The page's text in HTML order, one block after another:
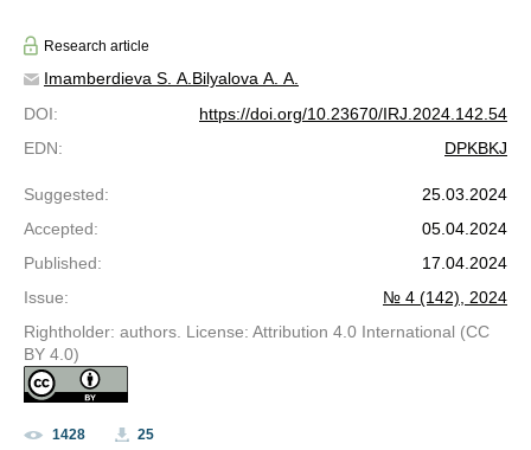
Research article
Imamberdieva S. A. Bilyalova A. A.
DOI:
https://doi.org/10.23670/IRJ.2024.142.54
EDN: DPKBKJ
Suggested:
25.03.2024
Accepted:
05.04.2024
Published:
17.04.2024
Issue:
№ 4 (142), 2024
Rightholder: authors. License: Attribution 4.0 International (CC
BY 4.0)
1428 25